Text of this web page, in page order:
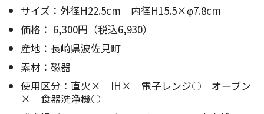
サイズ：外径H22.5cm 内径H15.5×φ7.8cm
価格： 6,300円（税込6,930）
産地：長崎県波佐見町
素材：磁器
使用区分：直火× IH× 電子レンジ○ オーブン
× 食器洗浄機○